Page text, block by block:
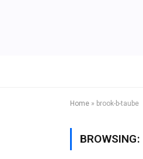
Home » brook-b-taube
BROWSING: